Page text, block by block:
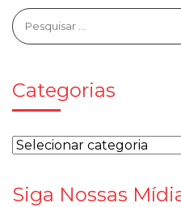
Categorias
Siga Nossas